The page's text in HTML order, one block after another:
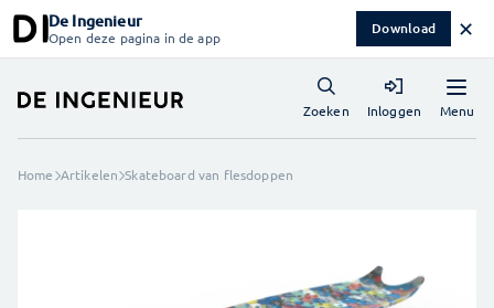
De Ingenieur
Open deze pagina in de app Download ✕
Menu
Zoeken Inloggen
Home Artikelen Skateboard van flesdoppen